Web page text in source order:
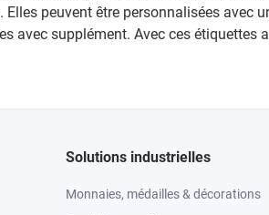
peuvent être personnalisées
avec supplément. Avec ces
Solutions industrielles
Monnaies, médailles & décorations